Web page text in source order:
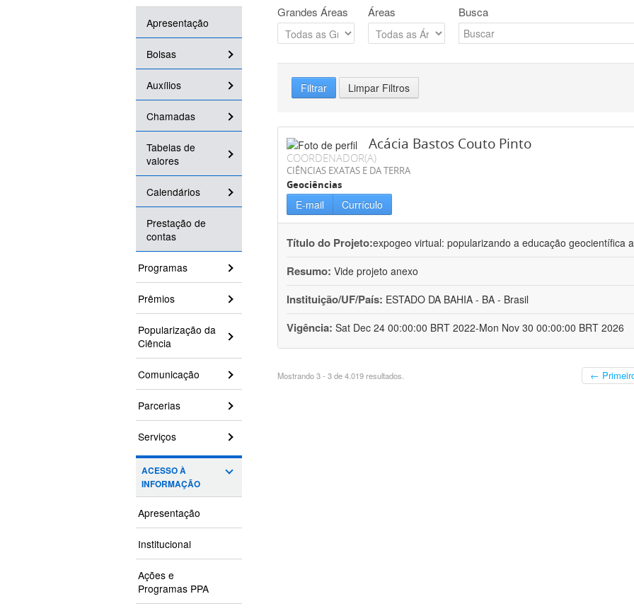
Apresentação
Bolsas
Auxílios
Chamadas
Tabelas de
valores
Calendários
Prestação de
contas
Programas
Prêmios
Popularização da
Ciência
Comunicação
Parcerias
Serviços
ACESSO À
INFORMAÇÃO
Apresentação
Institucional
Ações e
Programas PPA
Grandes Áreas Áreas Busca
Filtrar Limpar Filtros
Acácia Bastos Couto Pinto
COORDENADOR(A)
CIÊNCIAS EXATAS E DA TERRA
Geociências
E-mail Currículo
Título do Projeto:expogeo virtual: popularizando a educação geocientífica
Resumo: Vide projeto anexo
Instituição/UF/País: ESTADO DA BAHIA - BA - Brasil
Vigência: Sat Dec 24 00:00:00 BRT 2022-Mon Nov 30 00:00:00 BRT 2026
Mostrando 3 - 3 de 4.019 resultados. ←